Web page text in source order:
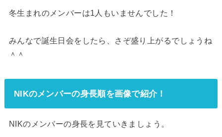
冬生まれのメンバーは1人もいませんでした！
みんなで誕生日会をしたら、さぞ盛り上がるでしょうね
＾＾
NIKのメンバーの身長順を画像で紹介！
NIKのメンバーの身長を見ていきましょう。